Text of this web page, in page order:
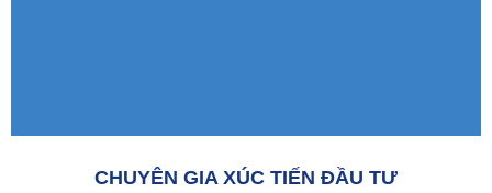
CHUYÊN GIA XÚC TIẾN ĐẦU TƯ